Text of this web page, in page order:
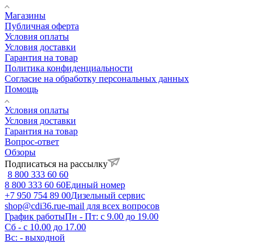
Магазины
Публичная оферта
Условия оплаты
Условия доставки
Гарантия на товар
Политика конфиденциальности
Согласие на обработку персональных данных
Помощь
Условия оплаты
Условия доставки
Гарантия на товар
Вопрос-ответ
Обзоры
Подписаться на рассылку
8 800 333 60 60
8 800 333 60 60Единый номер
+7 950 754 89 00Дизельный сервис
shop@cdi36.rue-mail для всех вопросов
График работыПн - Пт: с 9.00 до 19.00
Сб - с 10.00 до 17.00
Вс: - выходной